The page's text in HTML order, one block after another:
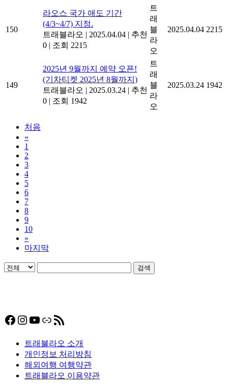
150
라오스 국가 애도 기간
(4/3~4/7) 지정.
트래블라오 | 2025.04.04 | 추천
0 | 조회 2215
트
래
블
라
오
2025.04.04 2215
149
2025년 9월까지 예약 오픈!
(기차티켓 2025년 8월까지)
트래블라오 | 2025.03.24 | 추천
0 | 조회 1942
트
래
블
라
오
2025.03.24 1942
처음
«
1
2
3
4
5
6
7
8
9
10
»
마지막
검색
Facebook
Instagram
YouTube
링크RSS 피드
트래블라오 소개
개인정보 처리방침
해외여행 여행약관
트래블라오 이용약관